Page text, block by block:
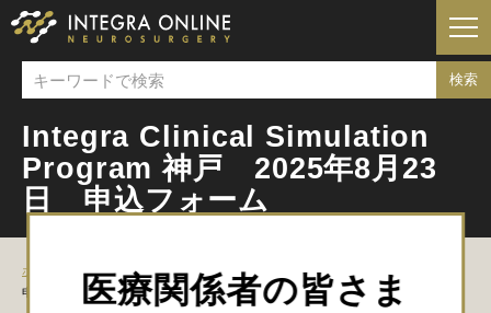
医療関係者の皆さま
Integra Clinical Simulation
Program 神戸 2025年8月23
日 申込フォーム
ホーム
Integra Clinical Simulation Program 神戸 2025年8月23日
申込フォーム